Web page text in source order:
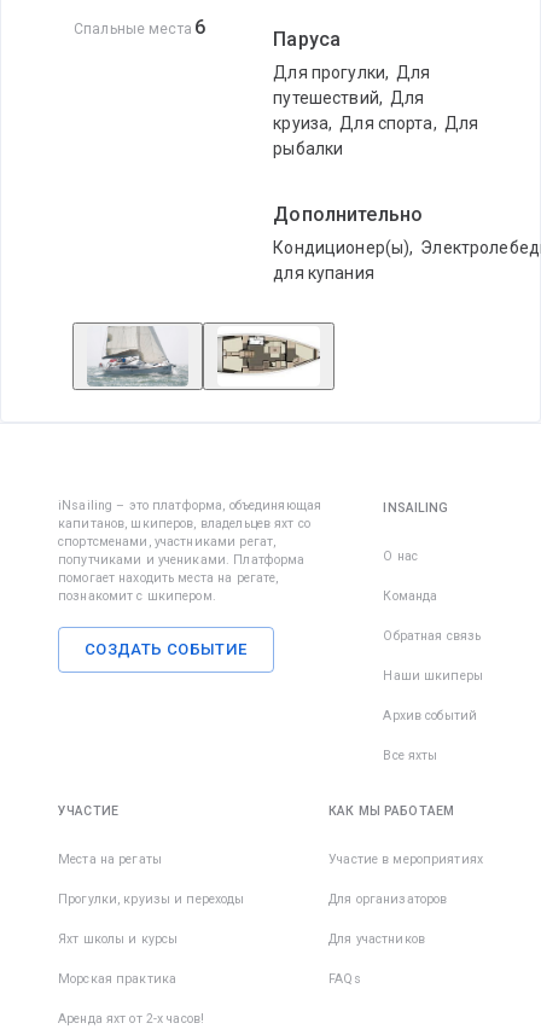
Спальные места 6
Паруса
Для прогулки, Для
путешествий, Для
круиза, Для спорта, Для
рыбалки
Дополнительно
Кондиционер(ы),
для купания
iNsailing – это платформа, объединяющая
капитанов, шкиперов, владельцев яхт со
спортсменами, участниками регат,
попутчиками и учениками. Платформа
помогает находить места на регате,
познакомит с шкипером.
СОЗДАТЬ СОБЫТИЕ
INSAILING
О нас
Команда
Обратная связь
Наши шкиперы
Архив событий
Все яхты
УЧАСТИЕ
Места на регаты
Прогулки, круизы и переходы
Яхт школы и курсы
Морская практика
Аренда яхт от 2-х часов!
КАК МЫ РАБОТАЕМ
Участие в мероприятиях
Для организаторов
Для участников
FAQs